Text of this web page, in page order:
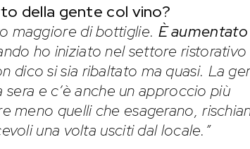
della gente col vino?
maggiore di bottiglie. Èaumentato
ho iniziato nel settore ristorativo
dico si sia ribaltato ma quasi. La
e c’è anche un approccio più
meno quelli che esagerano,
una volta usciti dal locale.”